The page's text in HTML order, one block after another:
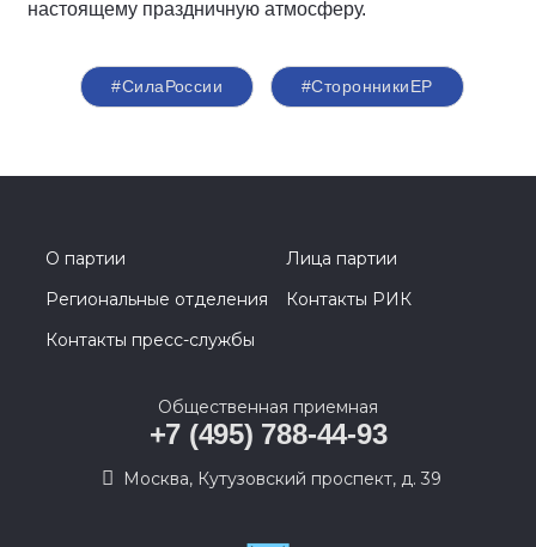
настоящему праздничную атмосферу.
#СилаРоссии #СторонникиЕР
О партии
Лица партии
Региональные отделения
Контакты РИК
Контакты пресс-службы
Общественная приемная
+7 (495) 788-44-93
Москва, Кутузовский проспект, д. 39